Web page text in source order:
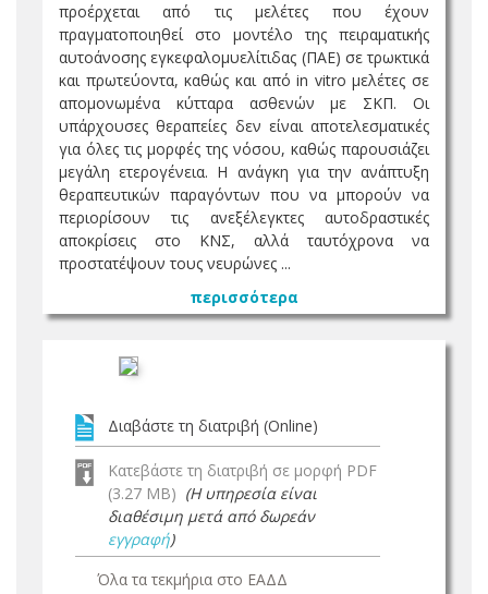
προέρχεται από τις μελέτες που έχουν
πραγματοποιηθεί στο μοντέλο της πειραματικής
αυτοάνοσης εγκεφαλομυελίτιδας (ΠΑΕ) σε τρωκτικά
και πρωτεύοντα, καθώς και από in vitro μελέτες σε
απομονωμένα κύτταρα ασθενών με ΣΚΠ. Οι
υπάρχουσες θεραπείες δεν είναι αποτελεσματικές
για όλες τις μορφές της νόσου, καθώς παρουσιάζει
μεγάλη ετερογένεια. Η ανάγκη για την ανάπτυξη
θεραπευτικών παραγόντων που να μπορούν να
περιορίσουν τις ανεξέλεγκτες αυτοδραστικές
αποκρίσεις στο ΚΝΣ, αλλά ταυτόχρονα να
προστατέψουν τους νευρώνες ...
περισσότερα
Διαβάστε τη διατριβή (Online)
Κατεβάστε τη διατριβή σε μορφή PDF
(3.27 MB) (Η υπηρεσία είναι
διαθέσιμη μετά από δωρεάν
εγγραφή)
Όλα τα τεκμήρια στο ΕΑΔΔ